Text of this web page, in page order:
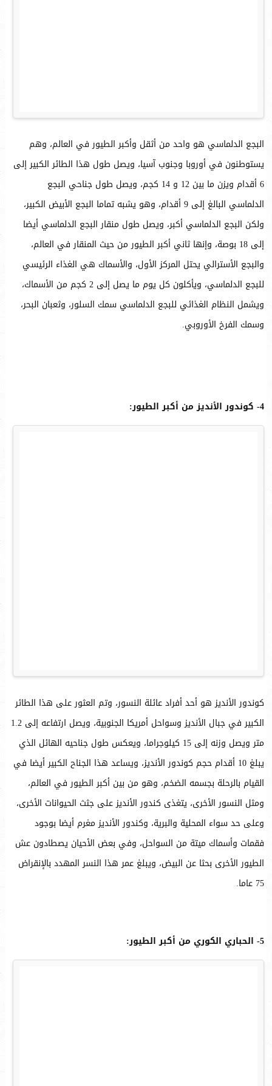
البجع الدلماسي هو واحد من أثقل وأكبر الطيور في العالم، وهم
يستوطنون في أوروبا وجنوب آسيا، ويصل طول هذا الطائر الكبير إلى
6 أقدام ويزن ما بين 12 و 14 كجم، ويصل طول جناحي البجع
الدلماسي البالغ إلى 9 أقدام، وهو يشبه تماما البجع الأبيض الكبير،
ولكن البجع الدلماسي أكبر، ويصل طول منقار البجع الدلماسي أيضا
إلى 18 بوصة، وإنها ثاني أكبر الطيور من حيث المنقار في العالم،
والبجع الأسترالي يحتل المركز الأول، والأسماك هي الغذاء الرئيسي
للبجع الدلماسي، ويأكلون كل يوم ما يصل إلى 2 كجم من الأسماك،
ويشمل النظام الغذائي للبجع الدلماسي سمك السلور، وثعبان البحر،
وسمك الفرخ الأوروبي.
4- كوندور الأنديز من أكبر الطيور:
كوندور الأنديز هو أحد أفراد عائلة النسور، وتم العثور على هذا الطائر
الكبير في جبال الأنديز وسواحل أمريكا الجنوبية، ويصل ارتفاعه إلى 1.2
متر ويصل وزنه إلى 15 كيلوجراما، ويعكس طول جناحيه الهائل الذي
يبلغ 10 أقدام حجم كوندور الأنديز، ويساعد هذا الجناح الكبير أيضا في
القيام بالرحلة بجسمه الضخم، وهو من بين أكبر الطيور في العالم،
ومثل النسور الأخرى، يتغذى كندور الأنديز على جثث الحيوانات الأخرى،
وعلى حد سواء المحلية والبرية، وكندور الأنديز مغرم أيضا بوجود
فقمات وأسماك ميتة من السواحل، وفي بعض الأحيان يصطادون عش
الطيور الأخرى بحثا عن البيض، ويبلغ عمر هذا النسر المهدد بالإنقراض
75 عاما.
5- الحباري الكوري من أكبر الطيور: